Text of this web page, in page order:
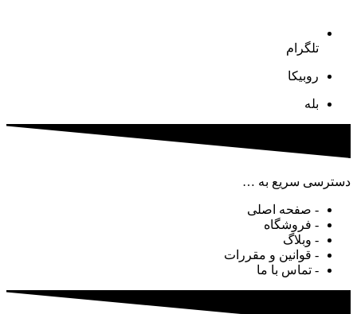
تلگرام
روبیکا
بله
دسترسی سریع به …
- صفحه اصلی
- فروشگاه
- وبلاگ
- قوانین و مقررات
- تماس با ما